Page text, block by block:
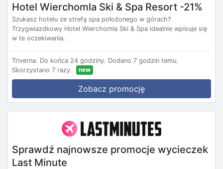
Hotel Wierchomla Ski & Spa Resort -21%
Szukasz hotelu ze strefą spa położonego w górach?
Trzygwiazdkowy Hotel Wierchomla Ski & Spa idealnie wpisuje się
w te oczekiwania.
Triverna. Do końca 24 godziny. Dodano 7 godzin temu.
Skorzystano 7 razy.
new
Zobacz promocję
Sprawdź najnowsze promocje wycieczek
Last Minute